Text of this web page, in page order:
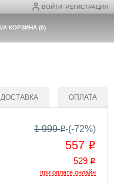
ВОЙТИ РЕГИСТРАЦИЯ
КОРЗИНА(0)
ДОСТАВКА ОПЛАТА
1 999o (-72%)
557 o
529 o
при оплате онлайн